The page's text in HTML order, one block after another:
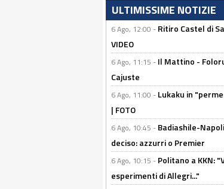
ULTIMISSIME NOTIZIE
6 Ago, 12:00 - Ritiro Castel di
VIDEO
6 Ago, 11:15 - Il Mattino -
Cajuste
6 Ago, 11:00 - Lukaku in
| FOTO
6 Ago, 10:45 - Badiashile-
deciso: azzurri o Premier
6 Ago, 10:15 - Politano a KKN:
esperimenti di Allegri..."